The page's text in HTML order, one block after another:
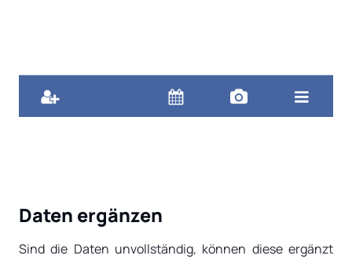
Daten ergänzen
Sind die Daten unvollständig, können diese ergänzt